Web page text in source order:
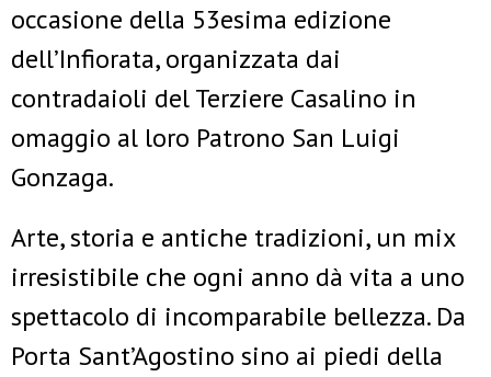
occasione della 53esima edizione
dell’Infiorata, organizzata dai
contradaioli del Terziere Casalino in
omaggio al loro Patrono San Luigi
Gonzaga.
Arte, storia e antiche tradizioni, un mix
irresistibile che ogni anno dà vita a uno
spettacolo di incomparabile bellezza. Da
Porta Sant’Agostino sino ai piedi della